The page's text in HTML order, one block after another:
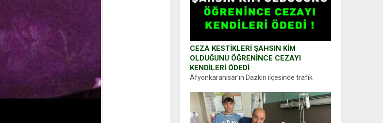
CEZA KESTİKLERİ ŞAHSIN KİM
OLDUĞUNU ÖĞRENİNCE CEZAYI
KENDİLERİ ÖDEDİ
Afyonkarahisar’ın Dazkırı ilçesinde trafik
durdurdukları bir otomobilin sürücüsünden
ehliyet ve ruhsat sorup belgelerini istedi.
Sürücü Abdurrahman Ö.nün verdiği evraklarda